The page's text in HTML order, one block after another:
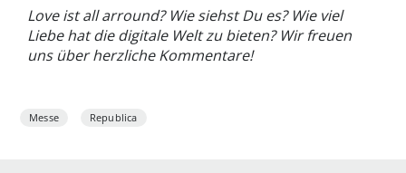
Love ist all arround? Wie siehst Du es? Wie viel
Liebe hat die digitale Welt zu bieten? Wir freuen
uns über herzliche Kommentare!
Messe Republica